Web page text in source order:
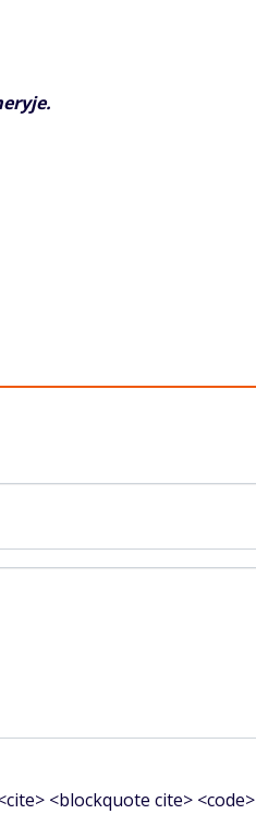
<blockquote cite>